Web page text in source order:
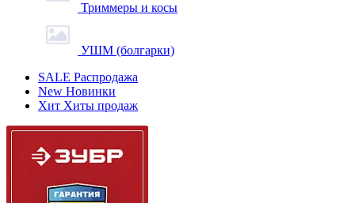
Триммеры и косы
УШМ (болгарки)
SALE Распродажа
New Новинки
Хит Хиты продаж